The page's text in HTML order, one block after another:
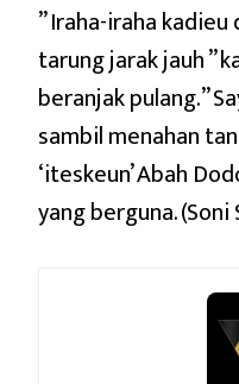
” Iraha-iraha
tarung jarak jauh ”
beranjak pulang.”
sambil menahan
‘iteskeun’ Abah
yang berguna.